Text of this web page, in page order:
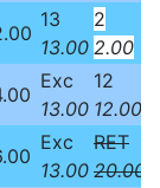
13
13.00
2
2.00
Exc
13.00
12
12.00
Exc
13.00
RET
20.00